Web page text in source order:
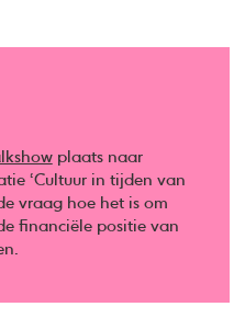
plaats naar
‘Cultuur in tijden van
vraag hoe het is om
financiële positie van